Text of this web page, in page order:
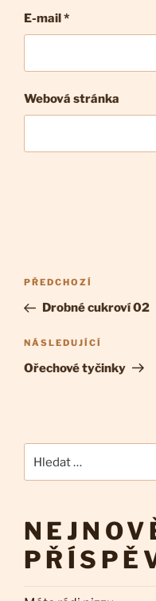
E-mail*
Webová stránka
Navigace
pro
příspěvek
Předchozí
příspěvek
PŘEDCHOZÍ
Drobné cukroví 02
Následující
příspěvek
NÁSLEDUJÍCÍ
Ořechové tyčinky